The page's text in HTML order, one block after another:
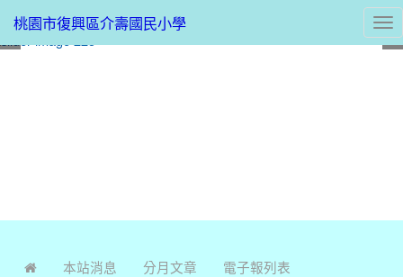
桃園市復興區介壽國民小學
本站消息 分月文章 電子報列表